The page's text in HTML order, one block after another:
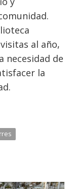
al año,
necesidad de
la